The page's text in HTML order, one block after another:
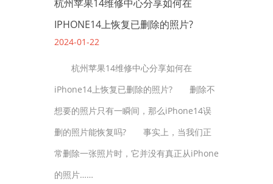
杭州苹果14维修中心分享如何在
IPHONE14上恢复已删除的照片?
2024-01-22
杭州苹果14维修中心分享如何在
iPhone14上恢复已删除的照片? 删除不
想要的照片只有一瞬间，那么iPhone14误
删的照片能恢复吗? 事实上，当我们正
常删除一张照片时，它并没有真正从iPhone
的照片……